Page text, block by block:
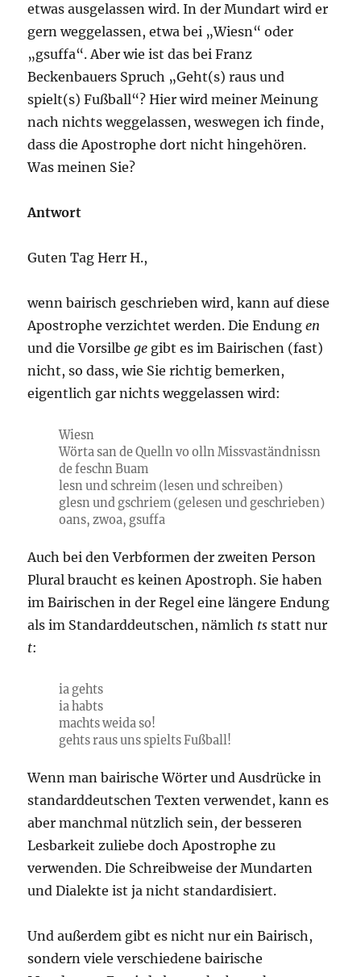
etwas ausgelassen wird. In der Mundart wird er
gern weggelassen, etwa bei „Wiesn“ oder
„gsuffa“. Aber wie ist das bei Franz
Beckenbauers Spruch „Geht(s) raus und
spielt(s) Fußball“? Hier wird meiner Meinung
nach nichts weggelassen, weswegen ich finde,
dass die Apostrophe dort nicht hingehören.
Was meinen Sie?
Antwort
Guten Tag Herr H.,
wenn bairisch geschrieben wird, kann auf diese
Apostrophe verzichtet werden. Die Endungen
und die Vorsilbege gibt es im Bairischen (fast)
nicht, so dass, wie Sie richtig bemerken,
eigentlich gar nichts weggelassen wird:
Wiesn
Wörta san de Quelln vo olln Missvaständnissn
de feschn Buam
lesn und schreim (lesen und schreiben)
glesn und gschriem (gelesen und geschrieben)
oans, zwoa, gsuffa
Auch bei den Verbformen der zweiten Person
Plural braucht es keinen Apostroph. Sie haben
im Bairischen in der Regel eine längere Endung
als im Standarddeutschen, nämlich ts statt nur
t:
ia gehts
ia habts
machts weida so!
gehts raus uns spielts Fußball!
Wenn man bairische Wörter und Ausdrücke in
standarddeutschen Texten verwendet, kann es
aber manchmal nützlich sein, der besseren
Lesbarkeit zuliebe doch Apostrophe zu
verwenden. Die Schreibweise der Mundarten
und Dialekte ist ja nicht standardisiert.
Und außerdem gibt es nicht nur ein Bairisch,
sondern viele verschiedene bairische